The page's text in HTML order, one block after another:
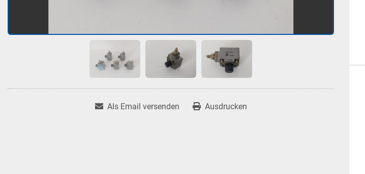
Als Email versenden Ausdrucken